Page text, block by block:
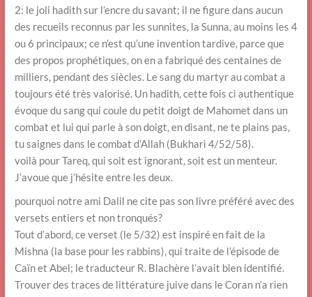
2: le joli hadith sur l’encre du savant; il ne figure dans aucun
des recueils reconnus par les sunnites, la Sunna, au moins les 4
ou 6 principaux; ce n’est qu’une invention tardive, parce que
des propos prophétiques, on en a fabriqué des centaines de
milliers, pendant des siècles. Le sang du martyr au combat a
toujours été très valorisé. Un hadith, cette fois ci authentique
évoque du sang qui coule du petit doigt de Mahomet dans un
combat et lui qui parle à son doigt, en disant, ne te plains pas,
tu saignes dans le combat d’Allah (Bukhari 4/52/58).
voilà pour Tareq, qui soit est ignorant, soit est un menteur.
J’avoue que j’hésite entre les deux.
pourquoi notre ami Dalil ne cite pas son livre préféré avec des
versets entiers et non tronqués?
Tout d’abord, ce verset (le 5/32) est inspiré en fait de la
Mishna (la base pour les rabbins), qui traite de l’épisode de
Caïn et Abel; le traducteur R. Blachère l’avait bien identifié.
Trouver des traces de littérature juive dans le Coran n’a rien